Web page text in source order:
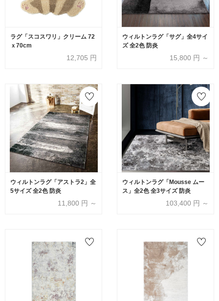
ラグ「スコスワリ」クリーム 72
ｘ70cm
12,705 円
ウィルトンラグ「サグ」全4サイ
ズ 全2色 防炎
15,800 円 ～
ウィルトンラグ「アストラ2」全
5サイズ 全2色 防炎
11,800 円 ～
ウィルトンラグ「Mousse ムー
ス」全2色 全3サイズ 防炎
103,400 円 ～